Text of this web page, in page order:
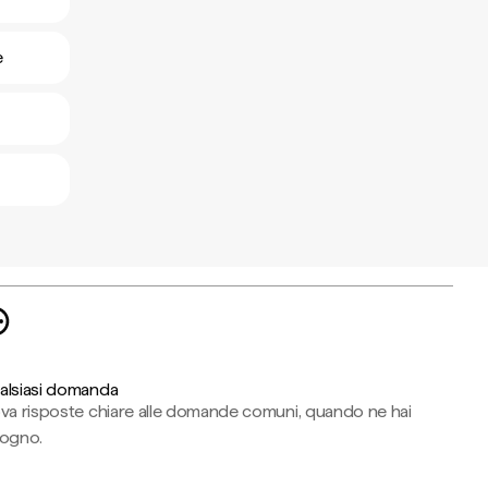
domanda
risposte chiare alle domande comuni, quando ne hai